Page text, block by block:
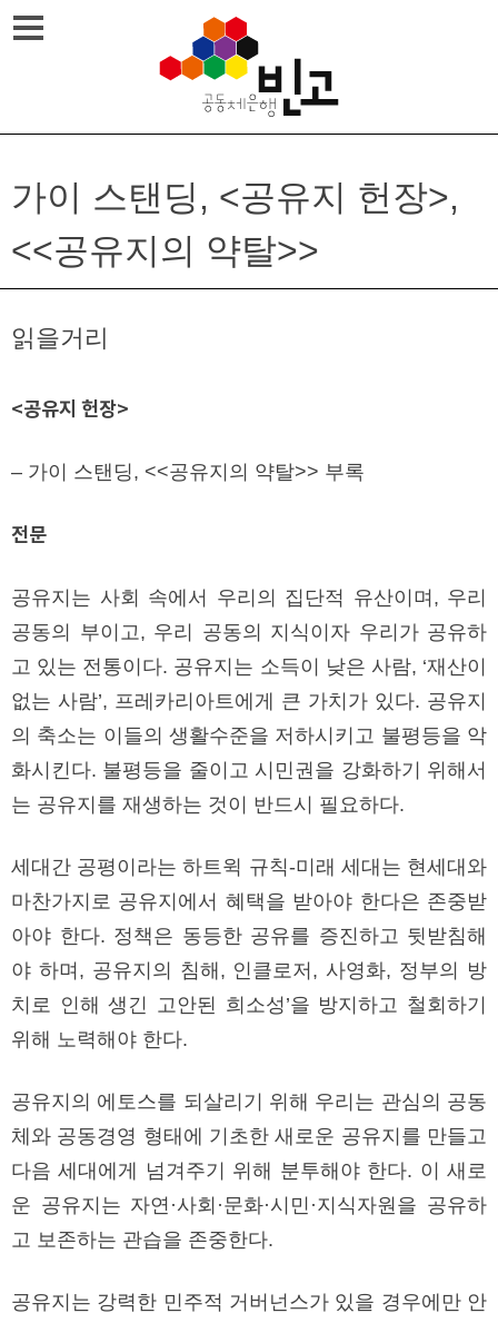
Skip
to
가이 스탠딩, <공유지 헌장>,
<<공유지의 약탈>>
읽을거리
<공유지 헌장>
– 가이 스탠딩, <<공유지의 약탈>> 부록
전문
공유지는 사회 속에서 우리의 집단적 유산이며, 우리
공동의 부이고, 우리 공동의 지식이자 우리가 공유하
고 있는 전통이다. 공유지는 소득이 낮은 사람, ‘재산이
없는 사람’, 프레카리아트에게 큰 가치가 있다. 공유지
의 축소는 이들의 생활수준을 저하시키고 불평등을 악
화시킨다. 불평등을 줄이고 시민권을 강화하기 위해서
는 공유지를 재생하는 것이 반드시 필요하다.
세대간 공평이라는 하트윅 규칙-미래 세대는 현세대와
마찬가지로 공유지에서 혜택을 받아야 한다은 존중받
아야 한다. 정책은 동등한 공유를 증진하고 뒷받침해
야 하며, 공유지의 침해, 인클로저, 사영화, 정부의 방
치로 인해 생긴 고안된 희소성’을 방지하고 철회하기
위해 노력해야 한다.
공유지의 에토스를 되살리기 위해 우리는 관심의 공동
체와 공동경영 형태에 기초한 새로운 공유지를 만들고
다음 세대에게 넘겨주기 위해 분투해야 한다. 이 새로
운 공유지는 자연·사회·문화·시민·지식자원을 공유하
고 보존하는 관습을 존중한다.
공유지는 강력한 민주적 거버넌스가 있을 경우에만 안